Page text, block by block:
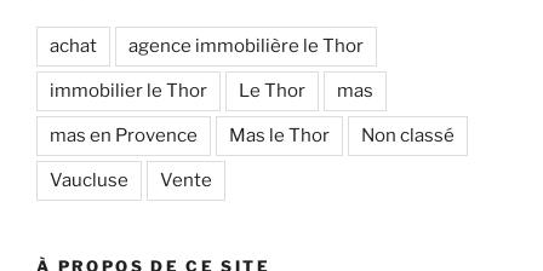
achat agence immobilière le Thor
immobilier le Thor Le Thor mas
mas en Provence Mas le Thor Non classé
Vaucluse Vente
À PROPOS DE CE SITE